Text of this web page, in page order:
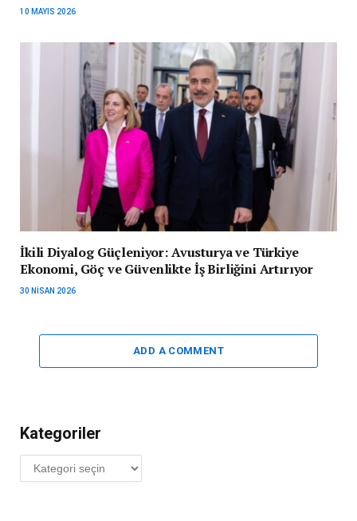
10 MAYIS 2026
İkili Diyalog Güçleniyor: Avusturya ve Türkiye
Ekonomi, Göç ve Güvenlikte İş Birliğini Artırıyor
30 NISAN 2026
ADD A COMMENT
Kategoriler
Kategoriler